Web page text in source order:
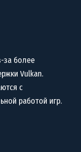
за более
Vulkan.
с
работой игр.